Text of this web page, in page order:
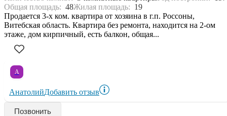
Общая площадь: 48Жилая площадь: 19
Продается 3-х ком. квартира от хозяина в г.п. Россоны,
Витебская область. Квартира без ремонта, находится на 2-ом
этаже, дом кирпичный, есть балкон, общая...
А
АнатолийДобавить отзыв
Позвонить